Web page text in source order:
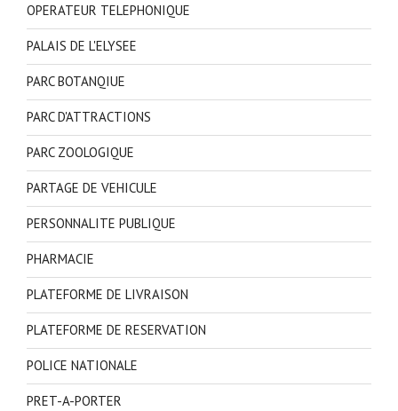
OPERATEUR TELEPHONIQUE
PALAIS DE L'ELYSEE
PARC BOTANQIUE
PARC D'ATTRACTIONS
PARC ZOOLOGIQUE
PARTAGE DE VEHICULE
PERSONNALITE PUBLIQUE
PHARMACIE
PLATEFORME DE LIVRAISON
PLATEFORME DE RESERVATION
POLICE NATIONALE
PRET-A-PORTER